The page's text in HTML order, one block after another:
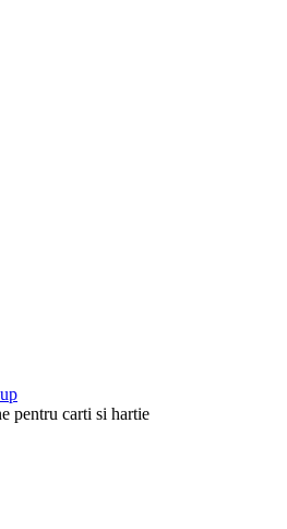
pentru carti si hartie